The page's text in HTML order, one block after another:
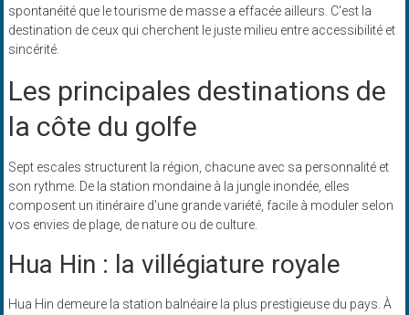
spontanéité que le tourisme de masse a effacée ailleurs. C'est la
destination de ceux qui cherchent le juste milieu entre accessibilité et
sincérité.
Les principales destinations de
la côte du golfe
Sept escales structurent la région, chacune avec sa personnalité et
son rythme. De la station mondaine à la jungle inondée, elles
composent un itinéraire d'une grande variété, facile à moduler selon
vos envies de plage, de nature ou de culture.
Hua Hin : la villégiature royale
Hua Hin demeure la station balnéaire la plus prestigieuse du pays. À